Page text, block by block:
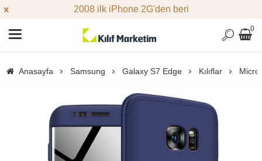
2008 ilk iPhone 2G'den beri
0
Anasayfa Samsung Galaxy S7 Edge Kılıflar